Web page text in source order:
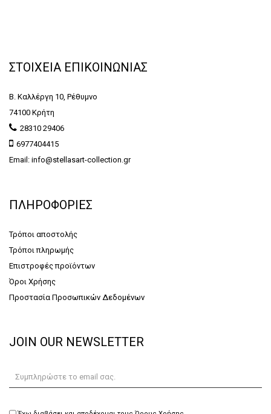
ΣΤΟΙΧΕΙΑ ΕΠΙΚΟΙΝΩΝΙΑΣ
Β. Καλλέργη 10, Ρέθυμνο
74100 Κρήτη
28310 29406
6977404415
Email: info@stellasart-collection.gr
ΠΛΗΡΟΦΟΡΙΕΣ
Τρόποι αποστολής
Τρόποι πληρωμής
Επιστροφές προϊόντων
Όροι Χρήσης
Προστασία Προσωπικών Δεδομένων
JOIN OUR NEWSLETTER